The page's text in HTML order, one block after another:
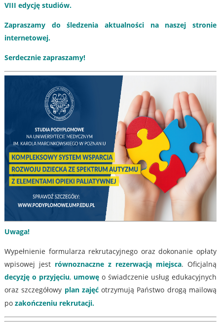
VIII edycję studiów.
Zapraszamy do śledzenia aktualności na naszej stronie
internetowej.
Serdecznie zapraszamy!
Uwaga!
Wypełnienie formularza rekrutacyjnego oraz dokonanie opłaty
wpisowej jest równoznaczne z rezerwacją miejsca. Oficjalną
decyzję o przyjęciu, umowę o świadczenie usług edukacyjnych
oraz szczegółowy plan zajęćotrzymują Państwo drogą mailową
po zakończeniu rekrutacji.